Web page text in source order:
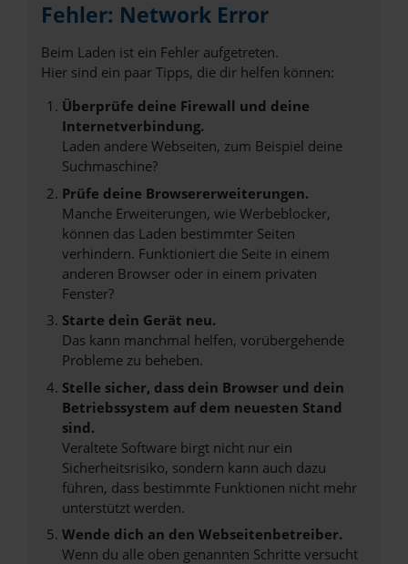
Fehler: Network Error
Beim Laden ist ein Fehler aufgetreten.
Hier sind ein paar Tipps, die dir helfen können:
Überprüfe deine Firewall und deine
Internetverbindung.
Laden andere Webseiten, zum Beispiel deine
Suchmaschine?
Prüfe deine Browsererweiterungen.
Manche Erweiterungen, wie Werbeblocker,
können das Laden bestimmter Seiten
verhindern. Funktioniert die Seite in einem
anderen Browser oder in einem privaten
Fenster?
Starte dein Gerät neu.
Das kann manchmal helfen, vorübergehende
Probleme zu beheben.
Stelle sicher, dass dein Browser und dein
Betriebssystem auf dem neuesten Stand
sind.
Veraltete Software birgt nicht nur ein
Sicherheitsrisiko, sondern kann auch dazu
führen, dass bestimmte Funktionen nicht mehr
unterstützt werden.
Wende dich an den Webseitenbetreiber.
Wenn du alle oben genannten Schritte versucht